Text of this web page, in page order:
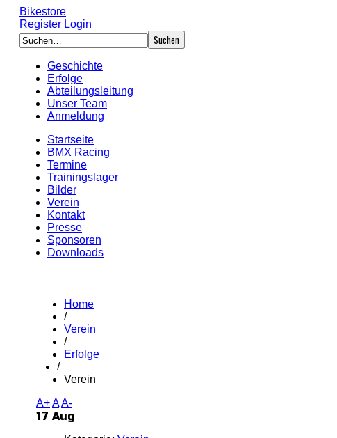
Bikestore
Register Login
Geschichte
Erfolge
Abteilungsleitung
Unser Team
Anmeldung
Startseite
BMX Racing
Termine
Trainingslager
Bilder
Verein
Kontakt
Presse
Sponsoren
Downloads
Home
/
Verein
/
Erfolge
/
Verein
A+AA-
17 Aug